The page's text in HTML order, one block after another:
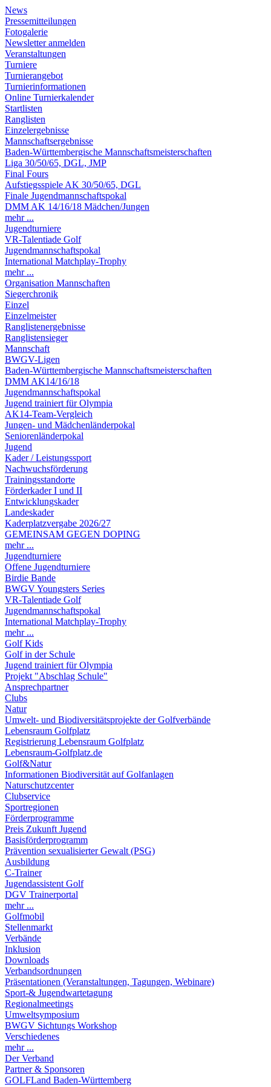
News
Pressemitteilungen
Fotogalerie
Newsletter anmelden
Veranstaltungen
Turniere
Turnierangebot
Turnierinformationen
Online Turnierkalender
Startlisten
Ranglisten
Einzelergebnisse
Mannschaftsergebnisse
Baden-Württembergische Mannschaftsmeisterschaften
Liga 30/50/65, DGL, JMP
Final Fours
Aufstiegsspiele AK 30/50/65, DGL
Finale Jugendmannschaftspokal
DMM AK 14/16/18 Mädchen/Jungen
mehr ...
Jugendturniere
VR-Talentiade Golf
Jugendmannschaftspokal
International Matchplay-Trophy
mehr ...
Organisation Mannschaften
Siegerchronik
Einzel
Einzelmeister
Ranglistenergebnisse
Ranglistensieger
Mannschaft
BWGV-Ligen
Baden-Württembergische Mannschaftsmeisterschaften
DMM AK14/16/18
Jugendmannschaftspokal
Jugend trainiert für Olympia
AK14-Team-Vergleich
Jungen- und Mädchenländerpokal
Seniorenländerpokal
Jugend
Kader / Leistungssport
Nachwuchsförderung
Trainingsstandorte
Förderkader I und II
Entwicklungskader
Landeskader
Kaderplatzvergabe 2026/27
GEMEINSAM GEGEN DOPING
mehr ...
Jugendturniere
Offene Jugendturniere
Birdie Bande
BWGV Youngsters Series
VR-Talentiade Golf
Jugendmannschaftspokal
International Matchplay-Trophy
mehr ...
Golf Kids
Golf in der Schule
Jugend trainiert für Olympia
Projekt "Abschlag Schule"
Ansprechpartner
Clubs
Natur
Umwelt- und Biodiversitätsprojekte der Golfverbände
Lebensraum Golfplatz
Registrierung Lebensraum Golfplatz
Lebensraum-Golfplatz.de
Golf&Natur
Informationen Biodiversität auf Golfanlagen
Naturschutzcenter
Clubservice
Sportregionen
Förderprogramme
Preis Zukunft Jugend
Basisförderprogramm
Prävention sexualisierter Gewalt (PSG)
Ausbildung
C-Trainer
Jugendassistent Golf
DGV Trainerportal
mehr ...
Golfmobil
Stellenmarkt
Verbände
Inklusion
Downloads
Verbandsordnungen
Präsentationen (Veranstaltungen, Tagungen, Webinare)
Sport-& Jugendwartetagung
Regionalmeetings
Umweltsymposium
BWGV Sichtungs Workshop
Verschiedenes
mehr ...
Der Verband
Partner & Sponsoren
GOLFLand Baden-Württemberg